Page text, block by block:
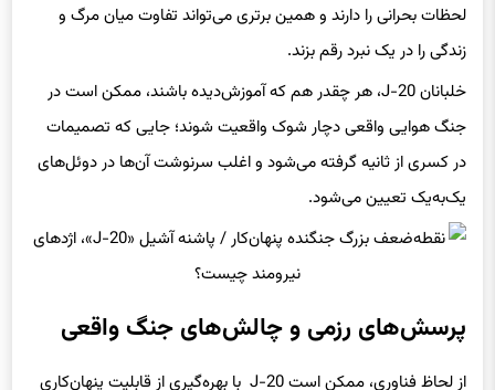
لحظات بحرانی را دارند و همین برتری می‌تواند تفاوت میان مرگ و
زندگی را در یک نبرد رقم بزند.
خلبانان J-20، هر چقدر هم که آموزش‌دیده باشند، ممکن است در
جنگ هوایی واقعی دچار شوک واقعیت شوند؛ جایی که تصمیمات
در کسری از ثانیه گرفته می‌شود و اغلب سرنوشت آن‌ها در دوئل‌های
یک‌به‌یک تعیین می‌شود.
پرسش‌های رزمی و چالش‌های جنگ واقعی
از لحاظ فناوری، ممکن است J-20 با بهره‌گیری از قابلیت پنهان‌کاری